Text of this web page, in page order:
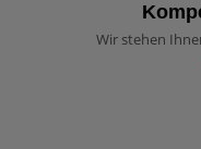
Wir stehen